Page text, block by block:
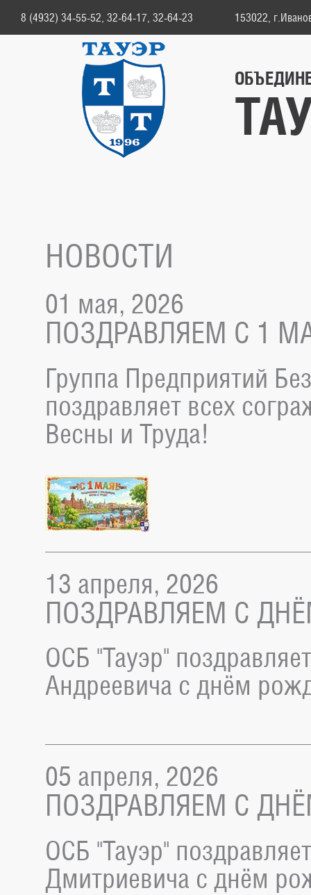
8 (4932) 34-55-52, 32-64-17, 32-64-23 153022,
НОВОСТИ
01 мая, 2026
ПОЗДРАВЛЯЕМ С 1
Группа Предприятий
поздравляет всех
Весны и Труда!
13 апреля, 2026
ПОЗДРАВЛЯЕМ С
ОСБ "Тауэр"
Андреевича с днём
05 апреля, 2026
ПОЗДРАВЛЯЕМ С
ОСБ "Тауэр"
Дмитриевича с днём